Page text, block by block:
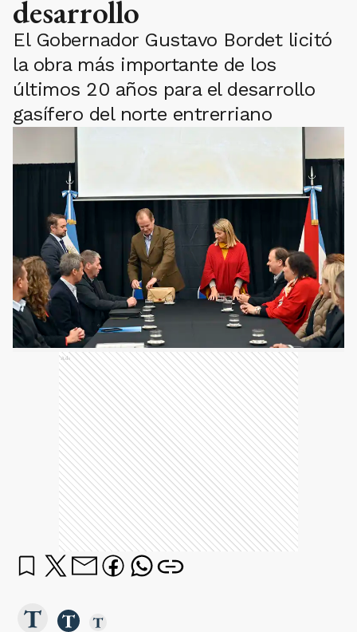
desarrollo
El Gobernador Gustavo Bordet licitó
la obra más importante de los
últimos 20 años para el desarrollo
gasífero del norte entrerriano
Ads